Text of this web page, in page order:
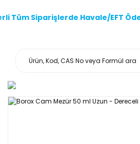
Tüm Siparişlerde Havale/EFT